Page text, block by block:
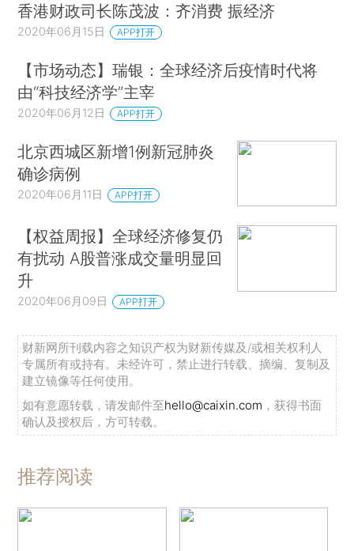
香港财政司长陈茂波：齐消费 振经济
2020年06月15日 APP打开
【市场动态】瑞银：全球经济后疫情时代将
由“科技经济学”主宰
2020年06月12日 APP打开
北京西城区新增1例新冠肺炎
确诊病例
2020年06月11日 APP打开
【权益周报】全球经济修复仍
有扰动 A股普涨成交量明显回
升
2020年06月09日 APP打开
财新网所刊载内容之知识产权为财新传媒及/或相关权利人
专属所有或持有。未经许可，禁止进行转载、摘编、复制及
建立镜像等任何使用。
如有意愿转载，请发邮件至hello@caixin.com ，获得书面
确认及授权后，方可转载。
推荐阅读